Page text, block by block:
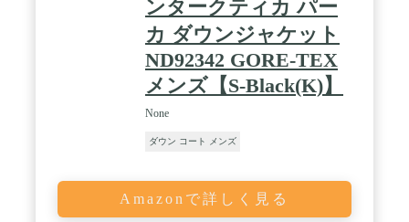
ンタークティカ パー
カ ダウンジャケット
ND92342 GORE-TEX
メンズ【S-Black(K)】
None
ダウン コート メンズ
Amazonで詳しく見る